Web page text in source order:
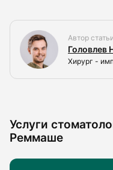
Автор статьи
Головлев
Хирург -
Услуги
Реммаше